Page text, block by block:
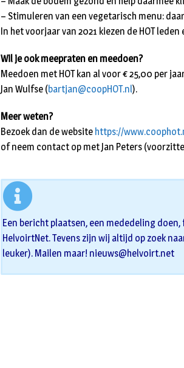
– Stimuleren van een vegetarisch menu:
In het voorjaar van 2021 kiezen de HOT
Wil je ook meepraten en meedoen?
Meedoen met HOT kan al voor € 25,00 per
Jan Wulfse (bartjan@coopHOT.nl).
Meer weten?
Bezoek dan de website https://
of neem contact op met Jan Peters
Een bericht plaatsen, een mededeling
HelvoirtNet. Tevens zijn wij altijd op zoek
leuker). Mailen maar! nieuws@helvoirt.net